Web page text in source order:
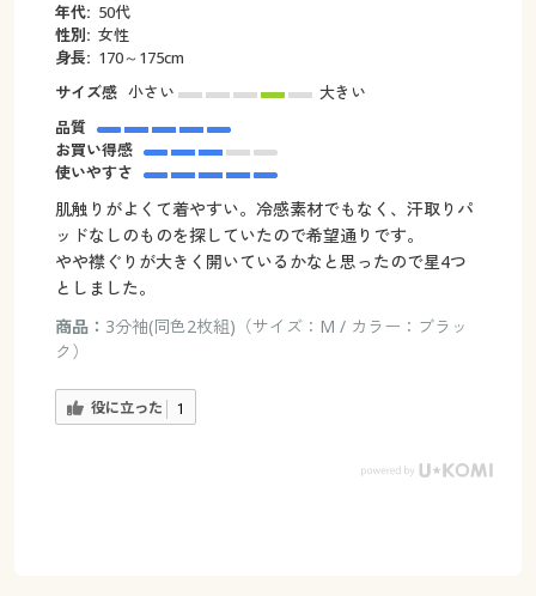
年代: 50代
性別: 女性
身長: 170～175cm
サイズ感 小さい
大きい
品質
お買い得感
使いやすさ
肌触りがよくて着やすい。冷感素材でもなく、汗取りパ
ッドなしのものを探していたので希望通りです。
やや襟ぐりが大きく開いているかなと思ったので星4つ
としました。
商品： 3分袖(同色2枚組)（サイズ：M / カラー：ブラッ
ク）
役に立った 1